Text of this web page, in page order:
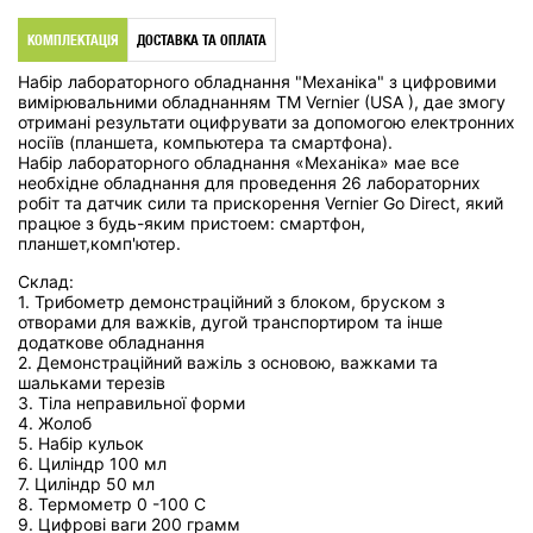
КОМПЛЕКТАЦІЯ ДОСТАВКА ТА ОПЛАТА
Набір лабораторного обладнання "Механіка" з цифровими
вимірювальними обладнанням ТМ Vernier (USA ), дае змогу
отримані результати оцифрувати за допомогою електронних
носіїв (планшета, компьютера та смартфона).
Набір лабораторного обладнання «Механіка» мае все
необхідне обладнання для проведення 26 лабораторних
робіт та датчик сили та прискорення Vernier Go Direct, який
працюе з будь-яким пристоем: смартфон,
планшет,комп'ютер.
Склад:
1. Трибометр демонстраційний з блоком, бруском з
отворами для важків, дугой транспортиром та інше
додаткове обладнання
2. Демонстраційний важіль з основою, важками та
шальками терезів
3. Тіла неправильної форми
4. Жолоб
5. Набір кульок
6. Циліндр 100 мл
7. Циліндр 50 мл
8. Термометр 0 -100 С
9. Цифрові ваги 200 грамм